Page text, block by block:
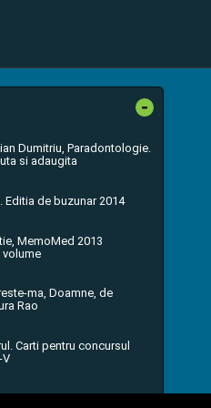
-
Dumitriu, Paradontologie.
si adaugita
Editia de buzunar 2014
MemoMed 2013
volume
ma, Doamne, de
Rao
Carti pentru concursul
V